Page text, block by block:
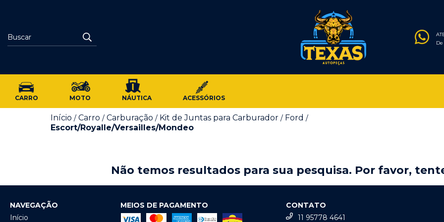
CARRO MOTO NÁUTICA ACESSÓRIOS
Início / Carro / Carburação / Kit de Juntas para Carburador / Ford /
Escort/Royalle/Versailles/Mondeo
Não temos resultados para sua pesquisa. Por favor,
NAVEGAÇÃO
Início
MEIOS DE PAGAMENTO
CONTATO
11 95778 4641